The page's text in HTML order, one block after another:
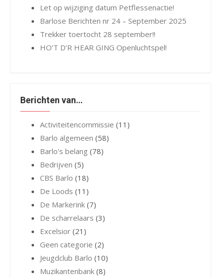
Let op wijziging datum Petflessenactie!
Barlose Berichten nr 24 – September 2025
Trekker toertocht 28 september!!
HO’T D’R HEAR GING Openluchtspel!
Berichten van…
Activiteitencommissie (11)
Barlo algemeen (58)
Barlo's belang (78)
Bedrijven (5)
CBS Barlo (18)
De Loods (11)
De Markerink (7)
De scharrelaars (3)
Excelsior (21)
Geen categorie (2)
Jeugdclub Barlo (10)
Muzikantenbank (8)